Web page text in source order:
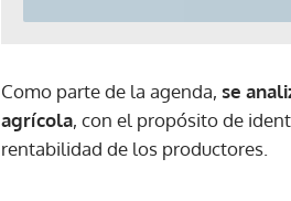
Como parte de la agenda, se
agrícola, con el propósito de
rentabilidad de los productores.